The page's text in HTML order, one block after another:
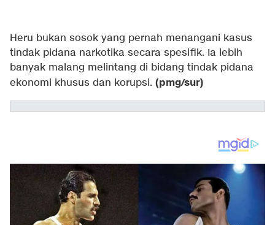
Heru bukan sosok yang pernah menangani kasus
tindak pidana narkotika secara spesifik. Ia lebih
banyak malang melintang di bidang tindak pidana
ekonomi khusus dan korupsi. (pmg/sur)